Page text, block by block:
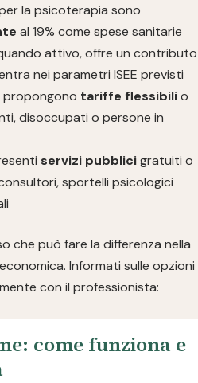
la psicoterapia sono
al 19% come spese sanitarie
attivo, offre un contributo
nei parametri ISEE previsti
propongono tariffe flessibilio
disoccupati o persone in
servizi pubblicigratuiti o
sportelli psicologici
che può fare la differenza nella
Informati sulle opzioni
con il professionista:
come funziona e